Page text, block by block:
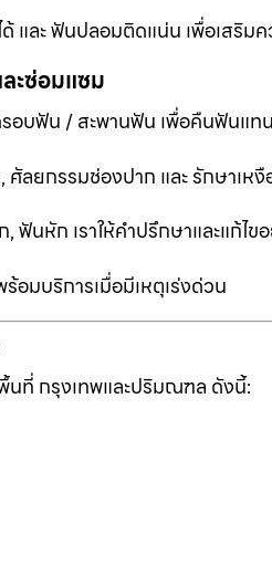
และ ฟันปลอมติดแน่น เพื่อเสริม
ะซ่อมแซม
รอบฟัน / สะพานฟัน เพื่อคืนฟันแ
ลยกรรมช่องปาก และ รักษาเหงื
ฟันหัก เราให้คำปรึกษาและแก้ไข
อมบริการเมื่อมีเหตุเร่งด่วน
นที่ กรุงเทพและปริมณฑล ดังนี้: